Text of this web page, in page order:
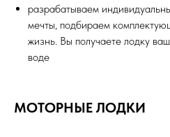
разрабатываем
мечты, подбираем
жизнь. Вы получаете лодку
воде
МОТОРНЫЕ ЛОДКИ